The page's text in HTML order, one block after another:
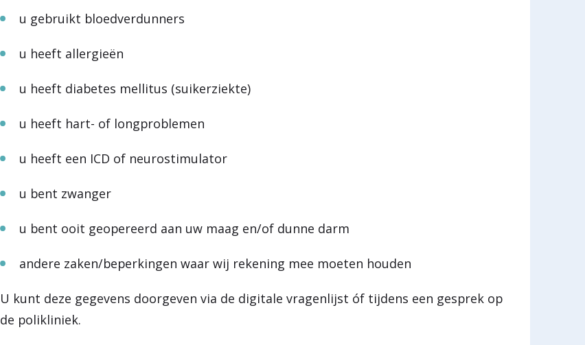
u gebruikt bloedverdunners
u heeft allergieën
u heeft diabetes mellitus (suikerziekte)
u heeft hart- of longproblemen
u heeft een ICD of neurostimulator
u bent zwanger
u bent ooit geopereerd aan uw maag en/of dunne darm
andere zaken/beperkingen waar wij rekening mee moeten houden
U kunt deze gegevens doorgeven via de digitale vragenlijst óf tijdens een gesprek op
de polikliniek.